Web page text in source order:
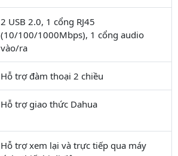
2 USB 2.0, 1 cổng RJ45
(10/100/1000Mbps), 1 cổng audio
vào/ra
Hỗ trợ đàm thoại 2 chiều
Hỗ trợ giao thức Dahua
Hỗ trợ xem lại và trực tiếp qua máy